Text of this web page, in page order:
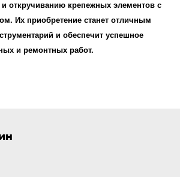
и откручиванию крепежных элементов с
Их приобретение станет отличным
и обеспечит успешное
и ремонтных работ.